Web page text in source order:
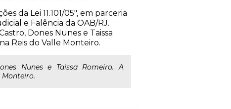
da Lei 11.101/05", em parceria
e Falência da OAB/RJ.
Dones Nunes e Taissa
Reis do Valle Monteiro.
Nunes e Taissa Romeiro. A